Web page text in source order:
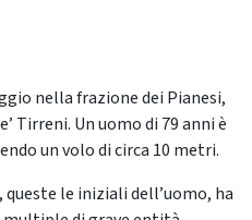
nella frazione dei Pianesi,
Tirreni. Un uomo di 79 anni è
un volo di circa 10 metri.
le iniziali dell’uomo, ha